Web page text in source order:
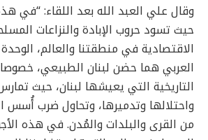
وقال علي العبد الله بعد اللقاء: “في
حيث تسود حروب الإبادة والنزاعات
الاقتصادية في منطقتنا والعالم،
العربي هما حضن لبنان الطبيعي،
التاريخية التي يعيشها لبنان، حيث
واحتلالها وتدميرها، وتحاول ضرب أُسس
من القرى والبلدات والمُدن. في هذه